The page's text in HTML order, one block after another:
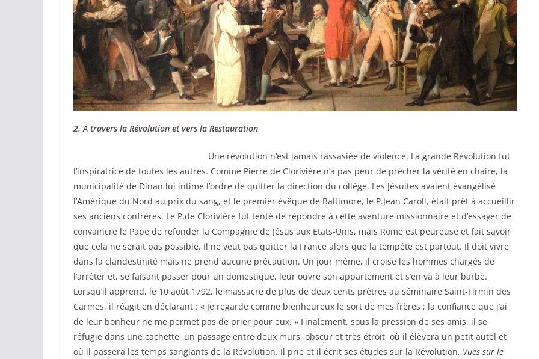
2. A travers la Révolution et vers la Restauration
Une révolution n’est jamais rassasiée de violence. La grande Révolution fut
l’inspiratrice de toutes les autres. Comme Pierre de Clorivière n’a pas peur de prêcher la vérité en chaire, la
municipalité de Dinan lui intime l’ordre de quitter la direction du collège. Les Jésuites avaient évangélisé
l’Amérique du Nord au prix du sang, et le premier évêque de Baltimore, le P.Jean Caroll, était prêt à accueillir
ses anciens confrères. Le P.de Clorivière fut tenté de répondre à cette aventure missionnaire et d’essayer de
convaincre le Pape de refonder la Compagnie de Jésus aux Etats-Unis, mais Rome est peureuse et fait savoir
que cela ne serait pas possible. Il ne veut pas quitter la France alors que la tempête est partout. Il doit vivre
dans la clandestinité mais ne prend aucune précaution. Un jour même, il croise les hommes chargés de
l’arrêter et, se faisant passer pour un domestique, leur ouvre son appartement et s’en va à leur barbe.
Lorsqu’il apprend, le 10 août 1792, le massacre de plus de deux cents prêtres au séminaire Saint-Firmin des
Carmes, il réagit en déclarant : « Je regarde comme bienheureux le sort de mes frères ; la confiance que j’ai
de leur bonheur ne me permet pas de prier pour eux. » Finalement, sous la pression de ses amis, il se
réfugie dans une cachette, un passage entre deux murs, obscur et très étroit, où il élèvera un petit autel et
où il passera les temps sanglants de la Révolution. Il prie et il écrit ses études sur la Révolution, Vues sur le